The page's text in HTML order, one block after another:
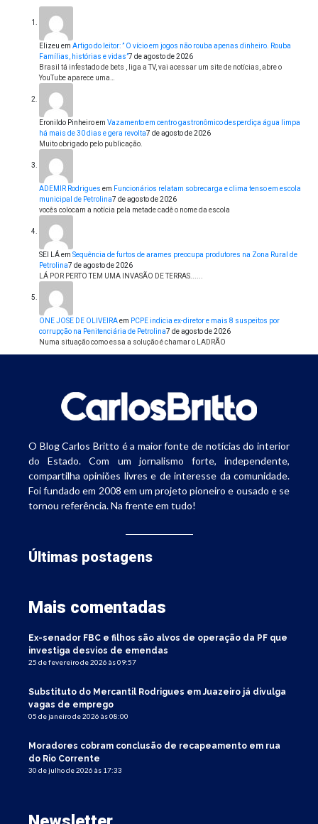
Elizeu em Artigo do leitor: ” O vício em jogos não rouba apenas dinheiro. Rouba
Famílias, histórias e vidas”7 de agosto de 2026
Brasil tá infestado de bets , liga a TV, vai acessar um site de notícias, abre o
YouTube aparece uma…
Eronildo Pinheiroem Vazamento em centro gastronômico desperdiça água limpa
há mais de 30 dias e gera revolta7 de agosto de 2026
Muito obrigado pelo publicação.
ADEMIR Rodrigues em Funcionários relatam sobrecarga e clima tenso em escola
municipal de Petrolina7 de agosto de 2026
vocês colocam a notícia pela metade cadê o nome da escola
SEI LÁem Sequência de furtos de arames preocupa produtores na Zona Rural de
Petrolina7 de agosto de 2026
LÁ POR PERTO TEM UMA INVASÃO DE TERRAS......
ONE JOSE DE OLIVEIRAem PCPE indicia ex-diretor e mais 8 suspeitos por
corrupção na Penitenciária de Petrolina7 de agosto de 2026
Numa situação como essa a solução é chamar o LADRÃO
O Blog Carlos Britto é a maior fonte de notícias do interior
do Estado. Com um jornalismo forte, independente,
compartilha opiniões livres e de interesse da comunidade.
Foi fundado em 2008 em um projeto pioneiro e ousado e se
tornou referência. Na frente em tudo!
Últimas postagens
Mais comentadas
Ex-senador FBC e filhos são alvos de operação da PF que
investiga desvios de emendas
25 de fevereiro de 2026 às 09:57
Substituto do Mercantil Rodrigues em Juazeiro já divulga
vagas de emprego
05 de janeiro de 2026 às 08:00
Moradores cobram conclusão de recapeamento em rua
do Rio Corrente
30 de julho de 2026 às 17:33